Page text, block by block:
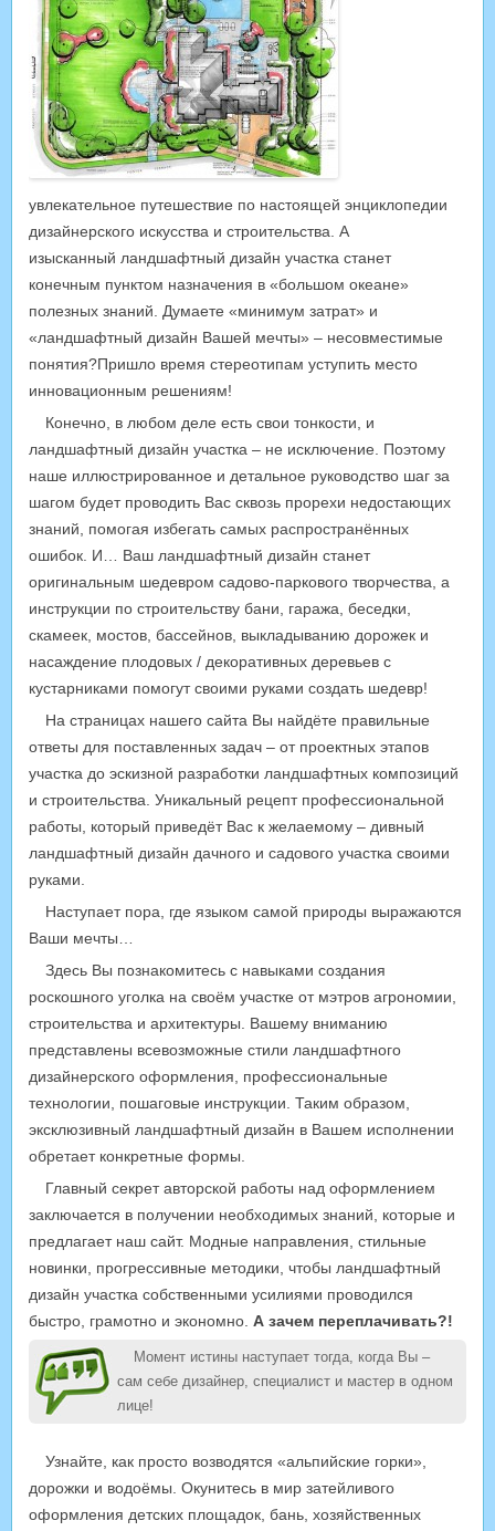
увлекательное путешествие по настоящей энциклопедии
дизайнерского искусства и строительства. А
изысканный ландшафтный дизайн участка станет
конечным пунктом назначения в «большом океане»
полезных знаний. Думаете «минимум затрат» и
«ландшафтный дизайн Вашей мечты» – несовместимые
понятия?Пришло время стереотипам уступить место
инновационным решениям!
Конечно, в любом деле есть свои тонкости, и
ландшафтный дизайн участка – не исключение. Поэтому
наше иллюстрированное и детальное руководство шаг за
шагом будет проводить Вас сквозь прорехи недостающих
знаний, помогая избегать самых распространённых
ошибок. И… Ваш ландшафтный дизайн станет
оригинальным шедевром садово-паркового творчества, а
инструкции по строительству бани, гаража, беседки,
скамеек, мостов, бассейнов, выкладыванию дорожек и
насаждение плодовых / декоративных деревьев с
кустарниками помогут своими руками создать шедевр!
На страницах нашего сайта Вы найдёте правильные
ответы для поставленных задач – от проектных этапов
участка до эскизной разработки ландшафтных композиций
и строительства. Уникальный рецепт профессиональной
работы, который приведёт Вас к желаемому – дивный
ландшафтный дизайн дачного и садового участка своими
руками.
Наступает пора, где языком самой природы выражаются
Ваши мечты…
Здесь Вы познакомитесь с навыками создания
роскошного уголка на своём участке от мэтров агрономии,
строительства и архитектуры. Вашему вниманию
представлены всевозможные стили ландшафтного
дизайнерского оформления, профессиональные
технологии, пошаговые инструкции. Таким образом,
эксклюзивный ландшафтный дизайн в Вашем исполнении
обретает конкретные формы.
Главный секрет авторской работы над оформлением
заключается в получении необходимых знаний, которые и
предлагает наш сайт. Модные направления, стильные
новинки, прогрессивные методики, чтобы ландшафтный
дизайн участка собственными усилиями проводился
быстро, грамотно и экономно. А зачем переплачивать?!
Момент истины наступает тогда, когда Вы –
сам себе дизайнер, специалист и мастер в одном
лице!
Узнайте, как просто возводятся «альпийские горки»,
дорожки и водоёмы. Окунитесь в мир затейливого
оформления детских площадок, бань, хозяйственных